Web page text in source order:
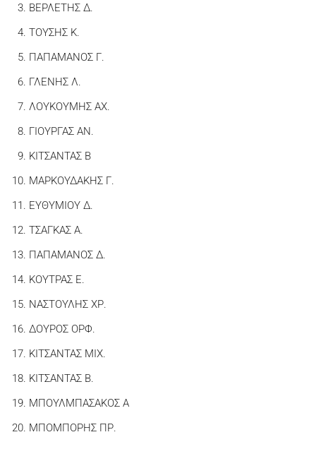
ΒΕΡΛΕΤΗΣ Δ.
ΤΟΥΣΗΣ Κ.
ΠΑΠΑΜΑΝΟΣ Γ.
ΓΛΕΝΗΣ Λ.
ΛΟΥΚΟΥΜΗΣ ΑΧ.
ΓΙΟΥΡΓΑΣ ΑΝ.
ΚΙΤΣΑΝΤΑΣ Β
ΜΑΡΚΟΥΔΑΚΗΣ Γ.
ΕΥΘΥΜΙΟΥ Δ.
ΤΣΑΓΚΑΣ Α.
ΠΑΠΑΜΑΝΟΣ Δ.
ΚΟΥΤΡΑΣ Ε.
ΝΑΣΤΟΥΛΗΣ ΧΡ.
ΔΟΥΡΟΣ ΟΡΦ.
ΚΙΤΣΑΝΤΑΣ ΜΙΧ.
ΚΙΤΣΑΝΤΑΣ Β.
ΜΠΟΥΛΜΠΑΣΑΚΟΣ Α
ΜΠΟΜΠΟΡΗΣ ΠΡ.